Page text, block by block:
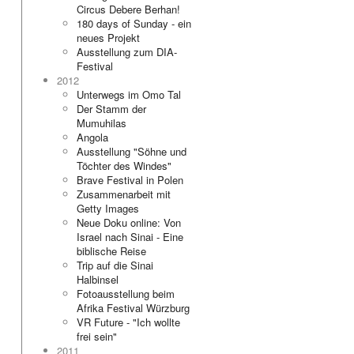
Circus Debere Berhan!
180 days of Sunday - ein
neues Projekt
Ausstellung zum DIA-
Festival
2012
Unterwegs im Omo Tal
Der Stamm der
Mumuhilas
Angola
Ausstellung "Söhne und
Töchter des Windes"
Brave Festival in Polen
Zusammenarbeit mit
Getty Images
Neue Doku online: Von
Israel nach Sinai - Eine
biblische Reise
Trip auf die Sinai
Halbinsel
Fotoausstellung beim
Afrika Festival Würzburg
VR Future - "Ich wollte
frei sein"
2011